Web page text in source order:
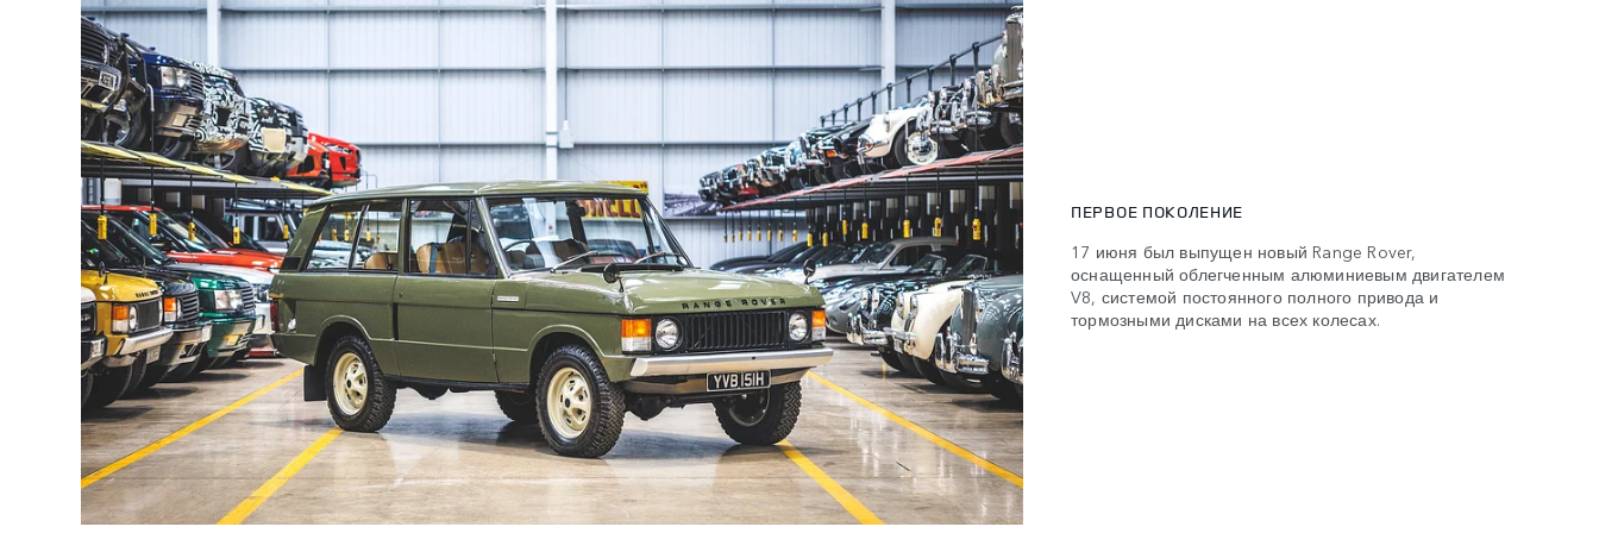
ПЕРВОЕ ПОКОЛЕНИЕ
17 июня был выпущен новый Range Rover,
оснащенный облегченным алюминиевым двигателем
V8, системой постоянного полного привода и
тормозными дисками на всех колесах.